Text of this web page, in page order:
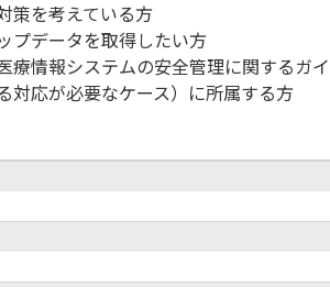
策を考えている方
プデータを取得したい方
療情報システムの安全管理に関するガイ
対応が必要なケース）に所属する方